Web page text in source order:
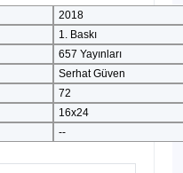
2018
1. Baskı
657 Yayınları
Serhat Güven
72
16x24
--